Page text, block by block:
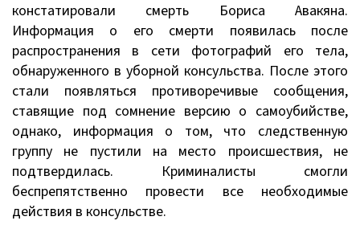
констатировали смерть Бориса Авакяна.
Информация о его смерти появилась после
распространения в сети фотографий его тела,
обнаруженного в уборной консульства. После этого
стали появляться противоречивые сообщения,
ставящие под сомнение версию о самоубийстве,
однако, информация о том, что следственную
группу не пустили на место происшествия, не
подтвердилась. Криминалисты смогли
беспрепятственно провести все необходимые
действия в консульстве.